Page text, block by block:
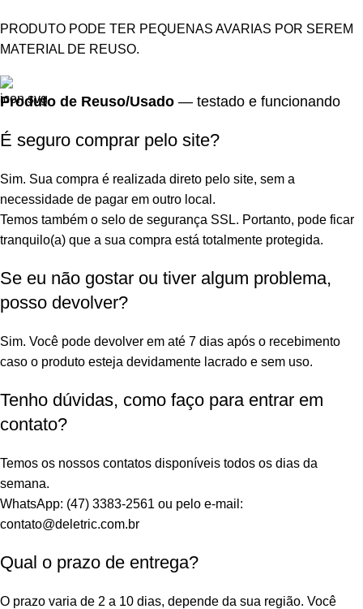
PRODUTO PODE TER PEQUENAS AVARIAS POR SEREM
MATERIAL DE REUSO.
Produto de Reuso/Usado — testado e funcionando
É seguro comprar pelo site?
Sim. Sua compra é realizada direto pelo site, sem a
necessidade de pagar em outro local.
Temos também o selo de segurança SSL. Portanto, pode ficar
tranquilo(a) que a sua compra está totalmente protegida.
Se eu não gostar ou tiver algum problema,
posso devolver?
Sim. Você pode devolver em até 7 dias após o recebimento
caso o produto esteja devidamente lacrado e sem uso.
Tenho dúvidas, como faço para entrar em
contato?
Temos os nossos contatos disponíveis todos os dias da
semana.
WhatsApp: (47) 3383-2561 ou pelo e-mail:
contato@deletric.com.br
Qual o prazo de entrega?
O prazo varia de 2 a 10 dias, depende da sua região. Você